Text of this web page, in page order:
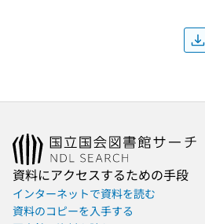
資料にアクセスするための手段
インターネットで資料を読む
資料のコピーを入手する